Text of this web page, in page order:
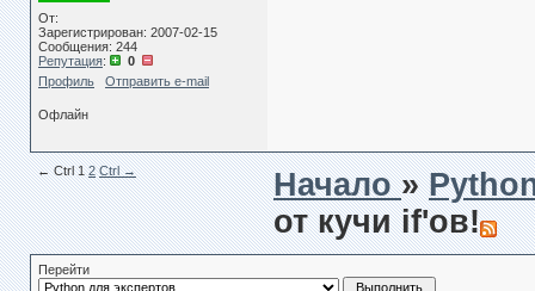
От:
Зарегистрирован: 2007-02-15
Сообщения: 244
Репутация:
0
Профиль
Отправить e-mail
Офлайн
← Сtrl 1 2 Ctrl → Начало»
от кучи if'ов!
Перейти